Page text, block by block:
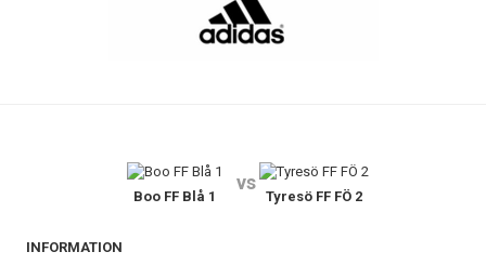
DOKUMENT
Boo FF Blå 1
vs
Tyresö FF FÖ 2
INFORMATION